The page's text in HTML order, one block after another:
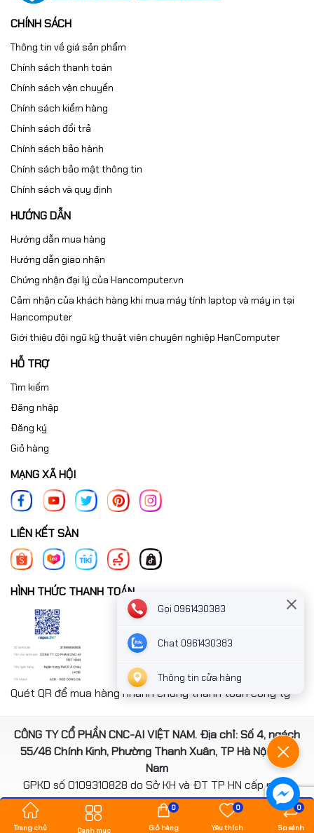
CHÍNH SÁCH
Thông tin về giá sản phẩm
Chính sách thanh toán
Chính sách vận chuyển
Chính sách kiểm hàng
Chính sách đổi trả
Chính sách bảo hành
Chính sách bảo mật thông tin
Chính sách và quy định
HƯỚNG DẪN
Hướng dẫn mua hàng
Hướng dẫn giao nhận
Chứng nhận đại lý của Hancomputer.vn
Cảm nhận của khách hàng khi mua máy tính laptop và máy in tại
Hancomputer
Giới thiệu đội ngũ kỹ thuật viên chuyên nghiệp HanComputer
HỖ TRỢ
Tìm kiếm
Đăng nhập
Đăng ký
Giỏ hàng
MẠNG XÃ HỘI
LIÊN KẾT SÀN
HÌNH THỨC THANH TOÁN
Quét QR để mua hàng nhanh chóng thanh toán công ty
CÔNG TY CỔ PHẦN CNC-AI VIỆT NAM. Địa chỉ: Số 4, ngách
55/46 Chính Kinh, Phường Thanh Xuân, TP Hà Nội, Việt
Nam
GPKD số 0109310828 do Sở KH và ĐT TP HN cấp ngày
14/08/2020
*** Website đã đươc cấp phép của Bộ Công Thương
Trang chủ Danh mục Giỏ hàng
0
Yêu thích
0
So sánh
0
Gọi 0961430383
Chat 0961430383
Thông tin cửa hàng